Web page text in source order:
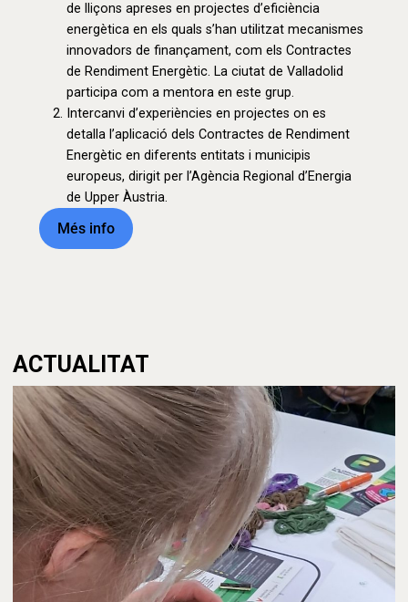
de lliçons apreses en projectes d’eficiència
energètica en els quals s’han utilitzat mecanismes
innovadors de finançament, com els Contractes
de Rendiment Energètic. La ciutat de Valladolid
participa com a mentora en este grup.
Intercanvi d’experiències en projectes on es
detalla l’aplicació dels Contractes de Rendiment
Energètic en diferents entitats i municipis
europeus, dirigit per l’Agència Regional d’Energia
de Upper Àustria.
Més info
ACTUALITAT